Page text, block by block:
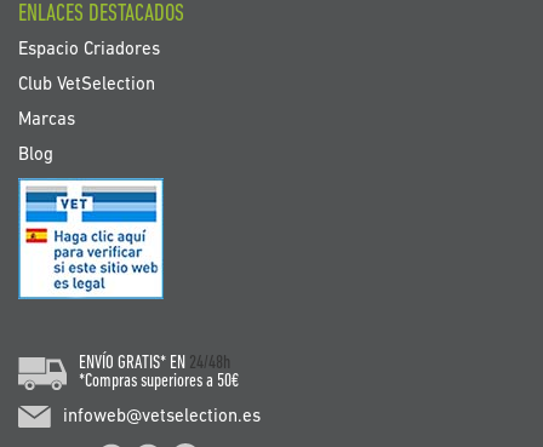
ENLACES DESTACADOS
Espacio Criadores
Club VetSelection
Marcas
Blog
ENVÍO GRATIS* EN 24/48h
*Compras superiores a 50€
infoweb@vetselection.es